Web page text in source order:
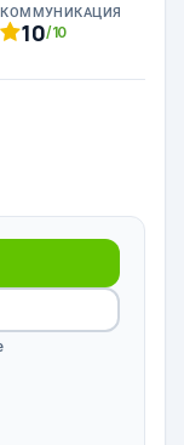
КОММУНИКАЦИЯ
10/10